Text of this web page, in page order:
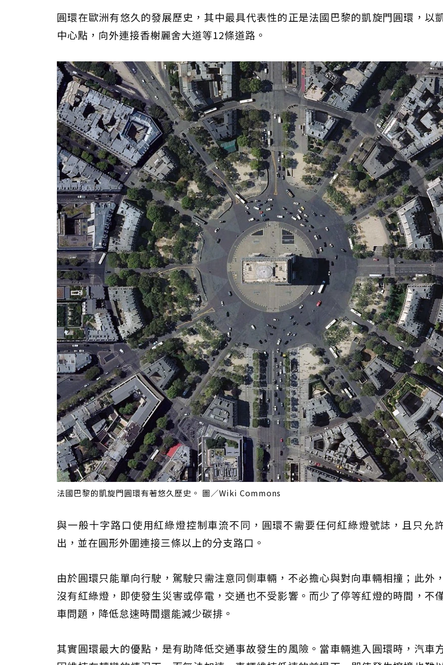
圓環在歐洲有悠久的發展歷史，其中最具代表性的正是法國巴黎的凱旋門圓環，以
中心點，向外連接香榭麗舍大道等12條道路。
法國巴黎的凱旋門圓環有著悠久歷史。 圖／Wiki Commons
與一般十字路口使用紅綠燈控制車流不同，圓環不需要任何紅綠燈號誌，且只允
出，並在圓形外圍連接三條以上的分支路口。
由於圓環只能單向行駛，駕駛只需注意同側車輛，不必擔心與對向車輛相撞；此外
沒有紅綠燈，即使發生災害或停電，交通也不受影響。而少了停等紅燈的時間，不
車問題，降低怠速時間還能減少碳排。
其實圓環最大的優點，是有助降低交通事故發生的風險。當車輛進入圓環時，汽車